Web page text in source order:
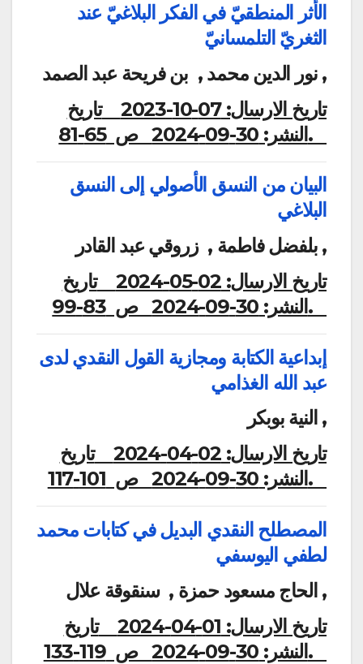
الأثر المنطقيّ في الفكر البلاغيّ عند
الثغريّ التلمسانيّ
نور الدين محمد , بن فريحة عبد الصمد ,
تاريخ الارسال:07-10-2023
تاريخ
النشر: 30-09-2024 ص 65-81.
البيان من النسق الأصولي إلى النسق
البلاغي
بلفضل فاطمة , زروقي عبد القادر ,
تاريخ الارسال:02-05-2024
تاريخ
النشر: 30-09-2024 ص 83-99.
إبداعية الكتابة ومجازية القول النقدي لدى
عبد الله الغذامي
النية بوبكر ,
تاريخ الارسال:02-04-2024
تاريخ
النشر: 30-09-2024 ص 101-117.
المصطلح النقدي البديل في كتابات محمد
لطفي اليوسفي
الحاج مسعود حمزة , سنقوقة علال ,
تاريخ الارسال: 01-04-2024
تاريخ
النشر: 30-09-2024 ص 119-133.